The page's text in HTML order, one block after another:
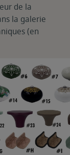
de la
la galerie
(en